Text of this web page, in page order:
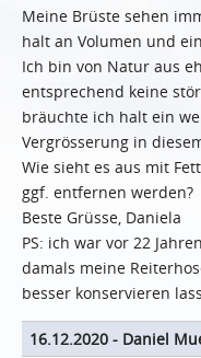
Meine Brüste sehen
halt an Volumen und
Ich bin von Natur aus
entsprechend keine
bräuchte ich halt ein
Vergrösserung in
Wie sieht es aus mit
ggf. entfernen werden?
Beste Grüsse, Daniela
PS: ich war vor 22
damals meine
besser konservieren
16.12.2020 - Daniel